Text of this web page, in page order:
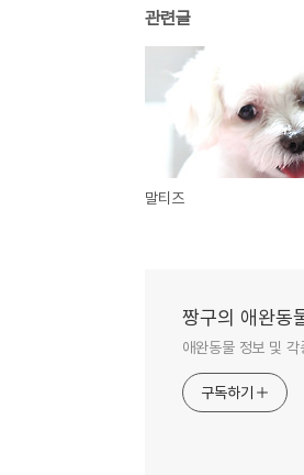
관련글
말티즈
짱구의 애완동
애완동물 정보 및
구독하기